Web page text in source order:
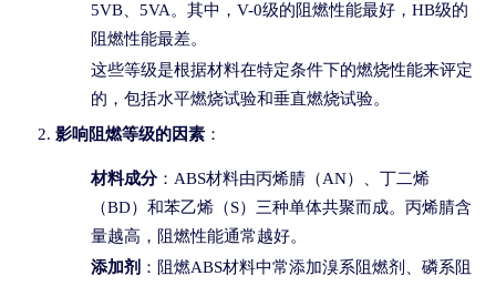
5VB、5VA。其中，V-0级的阻燃性能最好，HB级的
阻燃性能最差。
这些等级是根据材料在特定条件下的燃烧性能来评定
的，包括水平燃烧试验和垂直燃烧试验。
影响阻燃等级的因素：
材料成分：ABS材料由丙烯腈（AN）、丁二烯
（BD）和苯乙烯（S）三种单体共聚而成。丙烯腈含
量越高，阻燃性能通常越好。
添加剂 ：阻燃ABS材料中常添加溴系阻燃剂、磷系阻